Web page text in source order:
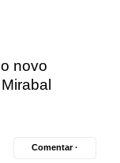
novo
Comentar ·